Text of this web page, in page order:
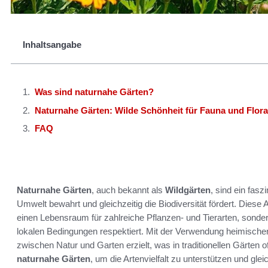
Inhaltsangabe
Was sind naturnahe Gärten?
Naturnahe Gärten: Wilde Schönheit für Fauna und Flora
FAQ
Naturnahe Gärten, auch bekannt als Wildgärten, sind ein
Umwelt bewahrt und gleichzeitig die Biodiversität fördert. Diese
einen Lebensraum für zahlreiche Pflanzen- und Tierarten,
lokalen Bedingungen respektiert. Mit der Verwendung
zwischen Natur und Garten erzielt, was in traditionellen Gärten
naturnahe Gärten, um die Artenvielfalt zu unterstützen und